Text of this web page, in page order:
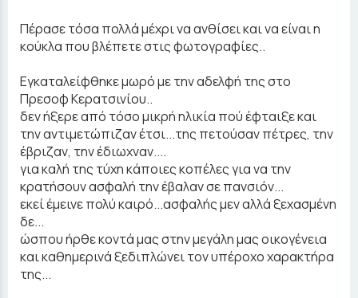
Πέρασε τόσα πολλά μέχρι να ανθίσει και να είναι η
κούκλα που βλέπετε στις φωτογραφίες..
Εγκαταλείφθηκε μωρό με την αδελφή της στο
Πρεσοφ Κερατσινίου..
δεν ήξερε από τόσο μικρή ηλικία πού έφταιξε και
την αντιμετώπιζαν έτσι...της πετούσαν πέτρες, την
έβριζαν, την έδιωχναν....
για καλή της τύχη κάποιες κοπέλες για να την
κρατήσουν ασφαλή την έβαλαν σε πανσιόν...
εκεί έμεινε πολύ καιρό...ασφαλής μεν αλλά ξεχασμένη
δε...
ώσπου ήρθε κοντά μας στην μεγάλη μας οικογένεια
και καθημερινά ξεδιπλώνει τον υπέροχο χαρακτήρα
της...